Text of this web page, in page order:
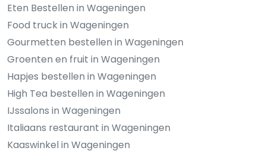
Eten Bestellen in Wageningen
Food truck in Wageningen
Gourmetten bestellen in Wageningen
Groenten en fruit in Wageningen
Hapjes bestellen in Wageningen
High Tea bestellen in Wageningen
IJssalons in Wageningen
Italiaans restaurant in Wageningen
Kaaswinkel in Wageningen